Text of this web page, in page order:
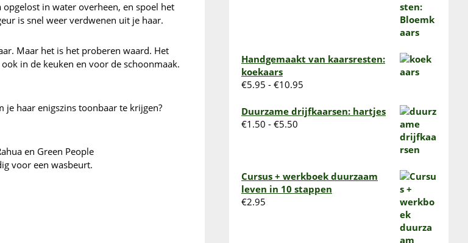
in water overheen, en spoel het
is snel weer verdwenen uit je haar.
Maar het is het proberen waard. Het
in de keuken en voor de schoonmaak.
haar enigszins toonbaar te krijgen?
en Green People
voor een wasbeurt.
Handgemaakt van kaarsresten:
koekaars
€5.95 - €10.95
tot
Duurzame drijfkaarsen: hartjes
€1.50 - €5.50
Cursus + werkboek duurzaam
leven in 10 stappen
€2.95